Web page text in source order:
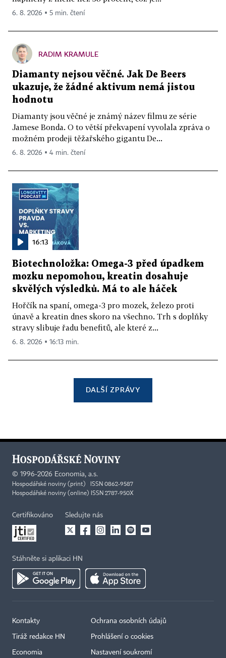
6. 8. 2026 ▪ 5 min. čtení
RADIM KRAMULE
Diamanty nejsou věčné. Jak De Beers
ukazuje, že žádné aktivum nemá jistou
hodnotu
Diamanty jsou věčné je známý název filmu ze série
Jamese Bonda. O to větší překvapení vyvolala zpráva o
možném prodeji těžařského gigantu De...
6. 8. 2026 ▪ 4 min. čtení
16:13
Biotechnoložka: Omega-3 před úpadkem
mozku nepomohou, kreatin dosahuje
skvělých výsledků. Má to ale háček
Hořčík na spaní, omega-3 pro mozek, železo proti
únavě a kreatin dnes skoro na všechno. Trh s doplňky
stravy slibuje řadu benefitů, ale které z...
6. 8. 2026 ▪ 16:13 min.
DALŠÍ ZPRÁVY
© 1996-2026 Economia, a.s.
Hospodářské noviny (print) ISSN 0862-9587
Hospodářské noviny (online) ISSN 2787-950X
Certifikováno Sledujte nás
Stáhněte si aplikaci HN
Kontakty
Tiráž redakce HN
Economia
Ochrana osobních údajů
Prohlášení o cookies
Nastavení soukromí